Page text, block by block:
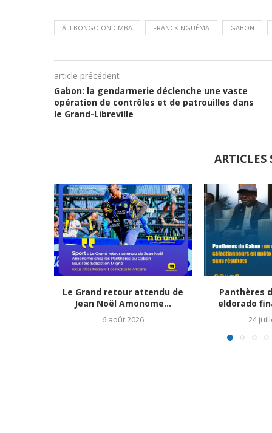
ALI BONGO ONDIMBA FRANCK NGUÉMA GABON
article précédent
Gabon: la gendarmerie déclenche une vaste
opération de contrôles et de patrouilles dans
le Grand-Libreville
ARTICLES
Le Grand retour attendu de
Jean Noël Amonome...
6 août 2026
Panthères
eldorado
24